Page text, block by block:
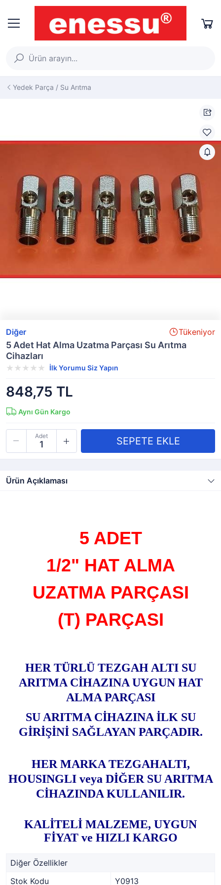
Yedek Parça / Su Arıtma
Diğer Tükeniyor
5 Adet Hat Alma Uzatma Parçası Su Arıtma
Cihazları
İlk Yorumu Siz Yapın
848,75 TL
Aynı Gün Kargo
Adet
Ürün Açıklaması
5 ADET
1/2" HAT ALMA
UZATMA PARÇASI
(T) PARÇASI
HER TÜRLÜ TEZGAH ALTI SU
ARITMA CİHAZINA UYGUN HAT
ALMA PARÇASI
SU ARITMA CİHAZINA İLK SU
GİRİŞİNİ SAĞLAYAN PARÇADIR.
HER MARKA TEZGAHALTI,
HOUSINGLI veya DİĞER SU ARITMA
CİHAZINDA KULLANILIR.
KALİTELİ MALZEME, UYGUN
FİYAT ve HIZLI KARGO
Diğer Özellikler
Stok Kodu
Y0913